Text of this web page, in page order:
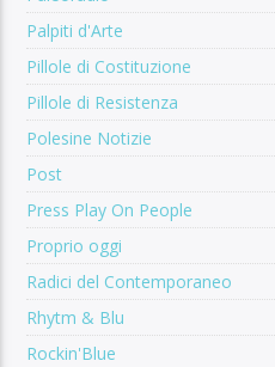
Palpiti d'Arte
Pillole di Costituzione
Pillole di Resistenza
Polesine Notizie
Post
Press Play On People
Proprio oggi
Radici del Contemporaneo
Rhytm & Blu
Rockin'Blue